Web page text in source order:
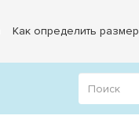
Как определить размер